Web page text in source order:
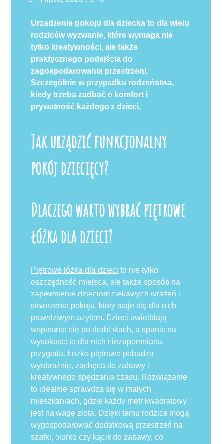
Urządzenie pokoju dla dziecka to dla wielu
rodziców wyzwanie, które wymaga nie
tylko kreatywności, ale także
praktycznego podejścia do
zagospodarowania przestrzeni.
Szczególnie w przypadku rodzeństwa,
kiedy trzeba zadbać o komfort i
prywatność każdego z dzieci.
Jak urządzić funkcjonalny
pokój dziecięcy?
Dlaczego warto wybrać piętrowe
łóżka dla dzieci?
Piętrowe łóżka dla dzieci to nie tylko
oszczędność miejsca, ale także sposób na
zapewnienie dzieciom ciekawych wrażeń i
stworzenie pokoju, który staje się dla nich
prawdziwym azylem. Dzieci uwielbiają
wspinanie się po drabinkach, a spanie na
wysokości to dla nich niezapomniana
przygoda. Łóżko piętrowe pobudza
wyobraźnię, zachęca do zabawy i
kreatywnego spędzania czasu. Rozwiązanie
to idealnie sprawdza się w małych
mieszkaniach, gdzie każdy metr kwadratowy
jest na wagę złota. Dzięki temu rodzice mogą
wygospodarować dodatkową przestrzeń na
szafki, biurko czy kącik do zabawy, co